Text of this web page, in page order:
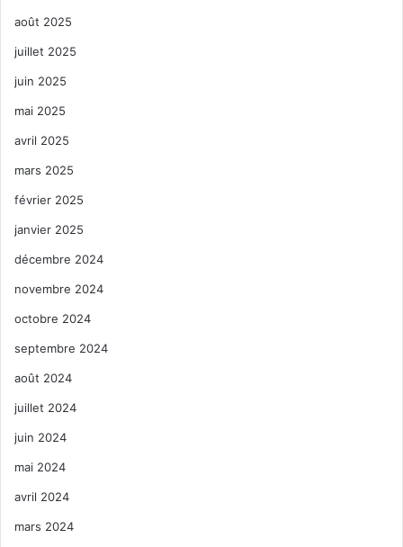
août 2025
juillet 2025
juin 2025
mai 2025
avril 2025
mars 2025
février 2025
janvier 2025
décembre 2024
novembre 2024
octobre 2024
septembre 2024
août 2024
juillet 2024
juin 2024
mai 2024
avril 2024
mars 2024